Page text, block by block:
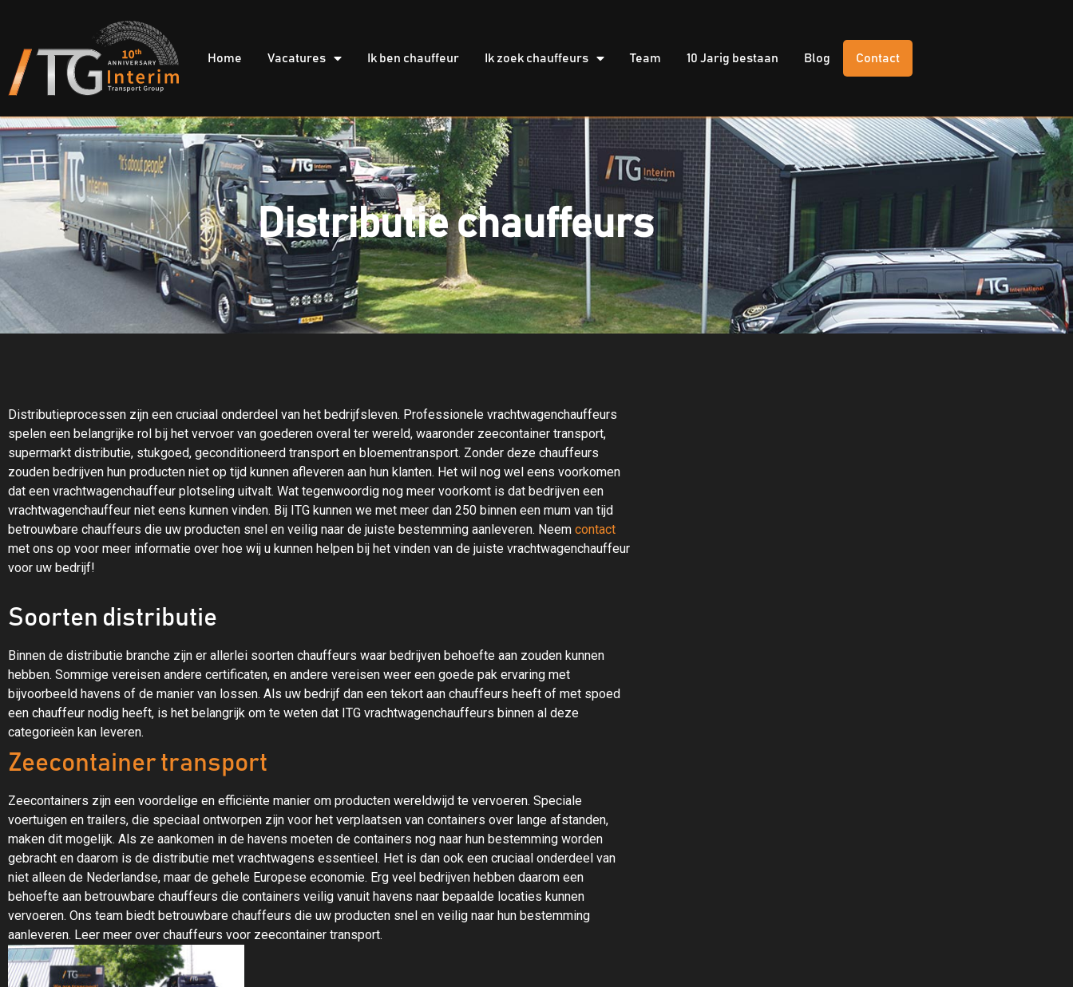
Home Vacatures Ik ben chauffeur Ik zoek chauffeurs Team 10 Jarig bestaan Blog Contact
Distributie chauffeurs
Distributieprocessen zijn een cruciaal onderdeel van het bedrijfsleven. Professionele vrachtwagenchauffeurs
spelen een belangrijke rol bij het vervoer van goederen overal ter wereld, waaronder zeecontainer transport,
supermarkt distributie, stukgoed, geconditioneerd transport en bloementransport. Zonder deze chauffeurs
zouden bedrijven hun producten niet op tijd kunnen afleveren aan hun klanten. Het wil nog wel eens voorkomen
dat een vrachtwagenchauffeur plotseling uitvalt. Wat tegenwoordig nog meer voorkomt is dat bedrijven een
vrachtwagenchauffeur niet eens kunnen vinden. Bij ITG kunnen we met meer dan 250 binnen een mum van tijd
betrouwbare chauffeurs die uw producten snel en veilig naar de juiste bestemming aanleveren. Neem contact
met ons op voor meer informatie over hoe wij u kunnen helpen bij het vinden van de juiste vrachtwagenchauffeur
voor uw bedrijf!
Soorten distributie
Binnen de distributie branche zijn er allerlei soorten chauffeurs waar bedrijven behoefte aan zouden kunnen
hebben. Sommige vereisen andere certificaten, en andere vereisen weer een goede pak ervaring met
bijvoorbeeld havens of de manier van lossen. Als uw bedrijf dan een tekort aan chauffeurs heeft of met spoed
een chauffeur nodig heeft, is het belangrijk om te weten dat ITG vrachtwagenchauffeurs binnen al deze
categorieën kan leveren.
Zeecontainer transport
Zeecontainers zijn een voordelige en efficiënte manier om producten wereldwijd te vervoeren. Speciale
voertuigen en trailers, die speciaal ontworpen zijn voor het verplaatsen van containers over lange afstanden,
maken dit mogelijk. Als ze aankomen in de havens moeten de containers nog naar hun bestemming worden
gebracht en daarom is de distributie met vrachtwagens essentieel. Het is dan ook een cruciaal onderdeel van
niet alleen de Nederlandse, maar de gehele Europese economie. Erg veel bedrijven hebben daarom een
behoefte aan betrouwbare chauffeurs die containers veilig vanuit havens naar bepaalde locaties kunnen
vervoeren. Ons team biedt betrouwbare chauffeurs die uw producten snel en veilig naar hun bestemming
aanleveren. Leer meer over chauffeurs voor zeecontainer transport.